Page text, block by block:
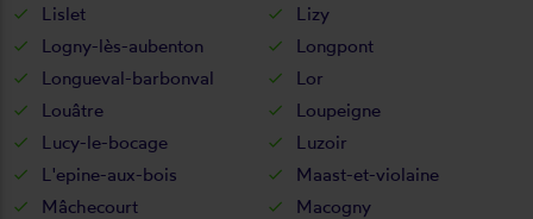
Lislet
Lizy
Logny-lès-aubenton
Longpont
Longueval-barbonval
Lor
Louâtre
Loupeigne
Lucy-le-bocage
Luzoir
L'epine-aux-bois
Maast-et-violaine
Mâchecourt
Macogny